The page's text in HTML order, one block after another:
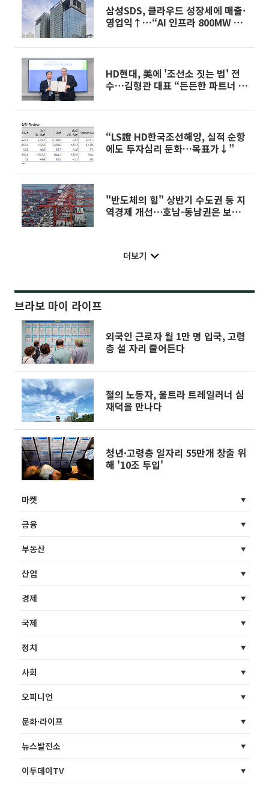
삼성SDS, 클라우드 성장세에 매출·
영업익↑…“AI 인프라 800MW 이
HD현대, 美에 '조선소 짓는 법' 전
수…김형관 대표 “든든한 파트너 될
“LS證 HD한국조선해양, 실적 순항
에도 투자심리 둔화…목표가↓”
"반도체의 힘" 상반기 수도권 등 지
역경제 개선⋯호남-동남권은 보합
더보기
브라보 마이 라이프
외국인 근로자 월 1만 명 입국, 고령
층 설 자리 줄어든다
철의 노동자, 울트라 트레일러너 심
재덕을 만나다
청년·고령층 일자리 55만개 창출 위
해 '10조 투입'
마켓
금융
부동산
산업
경제
국제
정치
사회
오피니언
문화·라이프
뉴스발전소
이투데이TV